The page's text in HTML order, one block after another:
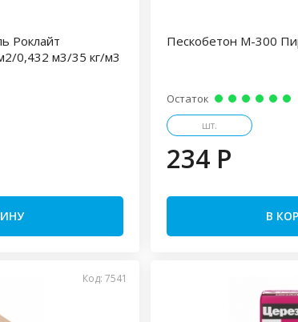
Роклайт
0,432 м3/35 кг/м3
Пескобетон М-300
Остаток
шт.
234 P
В
Код: 7541